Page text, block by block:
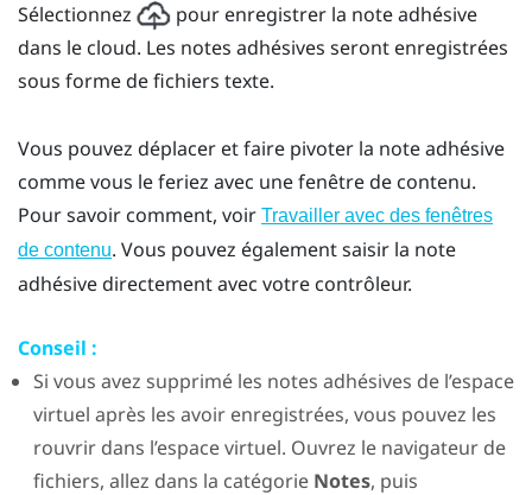
Sélectionnez
pour enregistrer la note adhésive
dans le cloud. Les notes adhésives seront enregistrées
sous forme de fichiers texte.
Vous pouvez déplacer et faire pivoter la note adhésive
comme vous le feriez avec une fenêtre de contenu.
Pour savoir comment, voir Travailler avec des fenêtres
de contenu. Vous pouvez également saisir la note
adhésive directement avec votre contrôleur.
Conseil :
Si vous avez supprimé les notes adhésives de l’espace
virtuel après les avoir enregistrées, vous pouvez les
rouvrir dans l’espace virtuel. Ouvrez le navigateur de
fichiers, allez dans la catégorie Notes, puis